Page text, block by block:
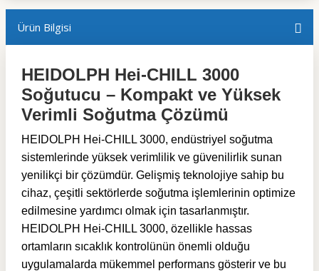
Ürün Bilgisi
HEIDOLPH Hei-CHILL 3000
Soğutucu – Kompakt ve Yüksek
Verimli Soğutma Çözümü
HEIDOLPH Hei-CHILL 3000, endüstriyel soğutma
sistemlerinde yüksek verimlilik ve güvenilirlik sunan
yenilikçi bir çözümdür. Gelişmiş teknolojiye sahip bu
cihaz, çeşitli sektörlerde soğutma işlemlerinin optimize
edilmesine yardımcı olmak için tasarlanmıştır.
HEIDOLPH Hei-CHILL 3000, özellikle hassas
ortamların sıcaklık kontrolünün önemli olduğu
uygulamalarda mükemmel performans gösterir ve bu